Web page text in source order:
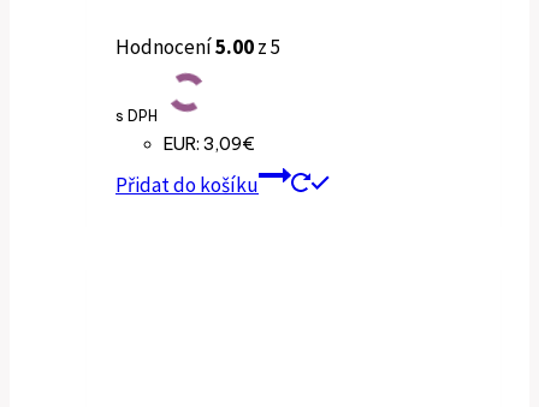
Hodnocení5.00z 5
s DPH
EUR: 3,09€
Přidat do košíku